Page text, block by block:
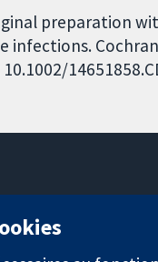
preparation
10.1002/
Londres
W1G0AN